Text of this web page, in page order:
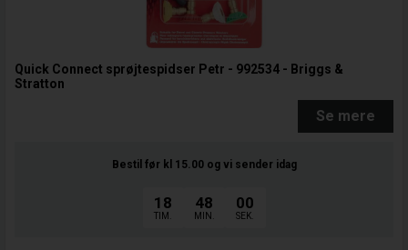
Quick Connect sprøjtespidser Petr - 992534 - Briggs &
Stratton
Se mere
Bestil før kl 15.00 og vi sender idag
18
TIM.
48
MIN.
00
SEK.